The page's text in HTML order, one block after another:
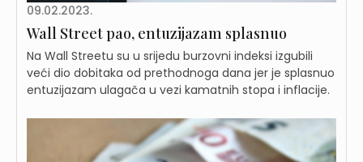
09.02.2023.
Wall Street pao, entuzijazam splasnuo
Na Wall Streetu su u srijedu burzovni indeksi izgubili
veći dio dobitaka od prethodnoga dana jer je splasnuo
entuzijazam ulagača u vezi kamatnih stopa i inflacije.